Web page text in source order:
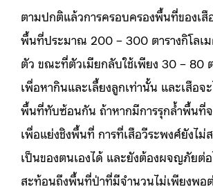
ตามปกติแล้วการครอบครองพื้นที่ของเสื
พื้นที่ประมาณ 200 – 300 ตารางกิโลเ
ตัว ขณะที่ตัวเมียกลับใช้เพียง 30 – 80 ต
เพื่อหากินและเลี้ยงลูกเท่านั้น และเสือจ
พื้นที่ทับซ้อนกัน ถ้าหากมีการรุกล้ำพื้นที่
เพื่อแย่งชิงพื้นที่ การที่เสือวีระพงศ์ยังไม่
เป็นของตนเองได้ และยังต้องผจญภัยต่
สะท้อนถึงพื้นที่ป่าที่มีจำนวนไม่เพียงพอ